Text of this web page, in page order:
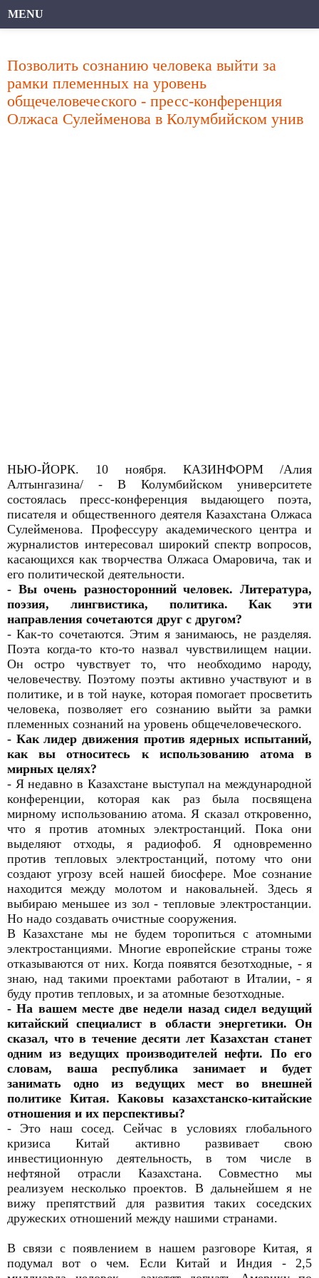
MENU
Позволить сознанию человека выйти за
рамки племенных на уровень
общечеловеческого - пресс-конференция
Олжаса Сулейменова в Колумбийском унив
НЬЮ-ЙОРК. 10 ноября. КАЗИНФОРМ /Алия
Алтынгазина/ - В Колумбийском университете
состоялась пресс-конференция выдающего поэта,
писателя и общественного деятеля Казахстана Олжаса
Сулейменова. Профессуру академического центра и
журналистов интересовал широкий спектр вопросов,
касающихся как творчества Олжаса Омаровича, так и
его политической деятельности.
- Вы очень разносторонний человек. Литература,
поэзия, лингвистика, политика. Как эти
направления сочетаются друг с другом?
- Как-то сочетаются. Этим я занимаюсь, не разделяя.
Поэта когда-то кто-то назвал чувствилищем нации.
Он остро чувствует то, что необходимо народу,
человечеству. Поэтому поэты активно участвуют и в
политике, и в той науке, которая помогает просветить
человека, позволяет его сознанию выйти за рамки
племенных сознаний на уровень общечеловеческого.
- Как лидер движения против ядерных испытаний,
как вы относитесь к использованию атома в
мирных целях?
- Я недавно в Казахстане выступал на международной
конференции, которая как раз была посвящена
мирному использованию атома. Я сказал откровенно,
что я против атомных электростанций. Пока они
выделяют отходы, я радиофоб. Я одновременно
против тепловых электростанций, потому что они
создают угрозу всей нашей биосфере. Мое сознание
находится между молотом и наковальней. Здесь я
выбираю меньшее из зол - тепловые электростанции.
Но надо создавать очистные сооружения.
В Казахстане мы не будем торопиться с атомными
электростанциями. Многие европейские страны тоже
отказываются от них. Когда появятся безотходные, - я
знаю, над такими проектами работают в Италии, - я
буду против тепловых, и за атомные безотходные.
- На вашем месте две недели назад сидел ведущий
китайский специалист в области энергетики. Он
сказал, что в течение десяти лет Казахстан станет
одним из ведущих производителей нефти. По его
словам, ваша республика занимает и будет
занимать одно из ведущих мест во внешней
политике Китая. Каковы казахстанско-китайские
отношения и их перспективы?
- Это наш сосед. Сейчас в условиях глобального
кризиса Китай активно развивает свою
инвестиционную деятельность, в том числе в
нефтяной отрасли Казахстана. Совместно мы
реализуем несколько проектов. В дальнейшем я не
вижу препятствий для развития таких соседских
дружеских отношений между нашими странами.
В связи с появлением в нашем разговоре Китая, я
подумал вот о чем. Если Китай и Индия - 2,5